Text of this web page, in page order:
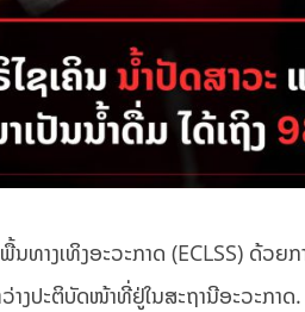
ງເທິງອະວະກາດ (ECLSS) ດ້ວຍກ
ງປະຕິບັດໜ້າທີ່ຢູ່ໃນສະຖານີອະວະກາດ